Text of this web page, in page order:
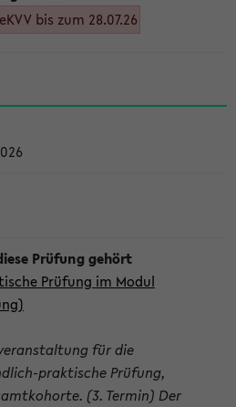
bis zum 28.07.26
Prüfung im Modul
für die
praktische Prüfung,
(3. Termin) Der